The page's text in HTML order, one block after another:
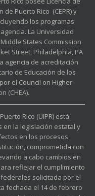
Puerto Rico (CEPR) y
los programas
La Universidad
States Commission
Street, Philadelphia, PA
agencia de acreditación
de Educación de los
el Council on Higher
(CHEA).
Rico (UIPR) está
en la legislación estatal y
en los procesos
comprometida con
a cabo cambios en
reflejar el cumplimiento
solicitada por el
fechada el 14 de febrero